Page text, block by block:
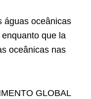
águas oceânicas
enquanto que la
oceânicas nas
GLOBAL